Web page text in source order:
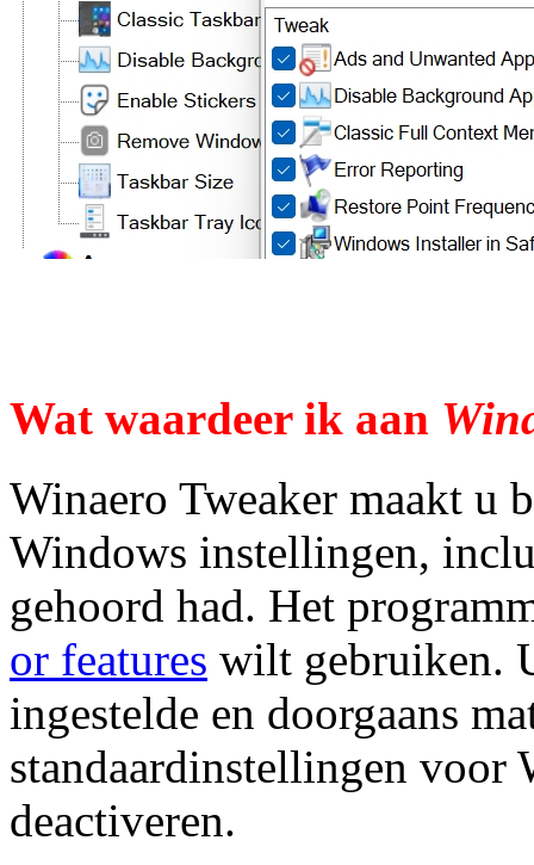
Wat waardeer ik aan
Winaero Tweaker maakt u
Windows instellingen,
gehoord had. Het
or features wilt gebruiken.
ingestelde en doorgaans
standaardinstellingen voor
deactiveren.